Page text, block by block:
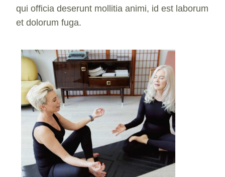
qui officia deserunt mollitia animi, id est laborum
et dolorum fuga.